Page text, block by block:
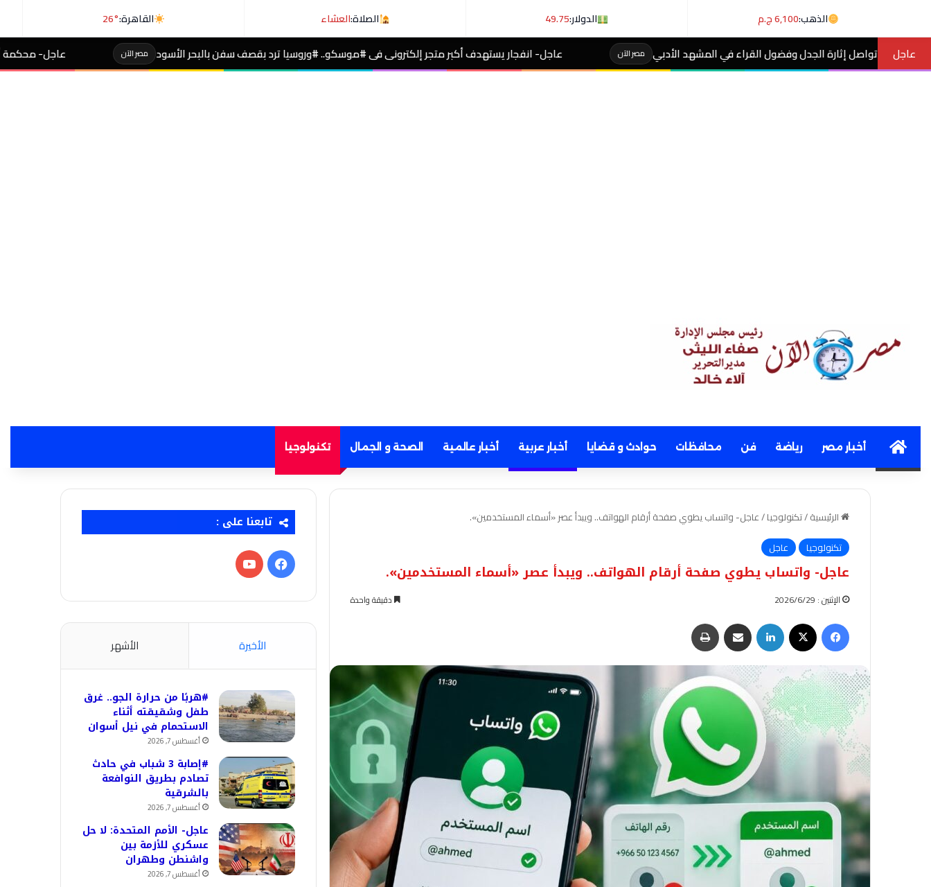
الذهب:6,100 ج.م الدولار:49.75 الصلاة:العشاء القاهرة:26°
عاجل
الجدل وفضول القراء في المشهد الأدبي مصر الآن عاجل- انفجار يستهدف أكبر متجر إلكترونى فى #موسكو.. #وروسيا ترد بقصف سفن بالبحر الأسود مصر الآن عاجل- محكمة أميركية توقف مشروع ترامب
Homeأخبار مصر رياضة فن محافظات حوادث و قضايا أخبار عربية أخبار عالمية الصحة و الجمال تكنولوجيا
الرئيسية/تكنولوجيا/عاجل- واتساب يطوي صفحة أرقام الهواتف.. ويبدأ عصر «أسماء المستخدمين».
تكنولوجيا
عاجل
عاجل- واتساب يطوي صفحة أرقام الهواتف.. ويبدأ عصر «أسماء المستخدمين».
الإثنين : 2026/6/29 دقيقة واحدة
فيسبوك لينكدإن مشاركة عبر البريد
تابعنا على :
فيسبوك‫YouTube
الأخيرة الأشهر
#هربًا من حرارة الجو.. غرق
طفل وشقيقته أثناء
الاستحمام في نيل أسوان
أغسطس 7, 2026
#إصابة 3 شباب في حادث
تصادم بطريق النوافعة
بالشرقية
أغسطس 7, 2026
عاجل- الأمم المتحدة: لا حل
عسكري للأزمة بين
واشنطن وطهران
أغسطس 7, 2026